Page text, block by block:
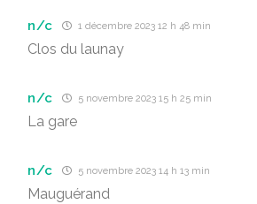
n/c 1 décembre 2023 12 h 48 min
Clos du launay
n/c 5 novembre 2023 15 h 25 min
La gare
n/c 5 novembre 2023 14 h 13 min
Mauguérand